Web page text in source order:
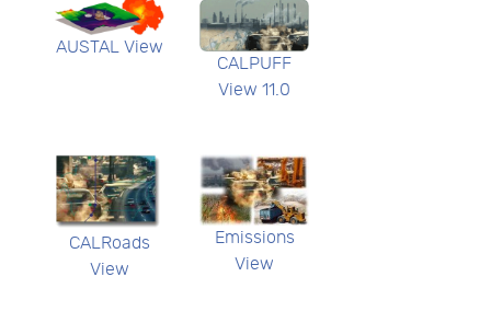
AUSTAL View
CALPUFF
View 11.0
CALRoads
View
Emissions
View